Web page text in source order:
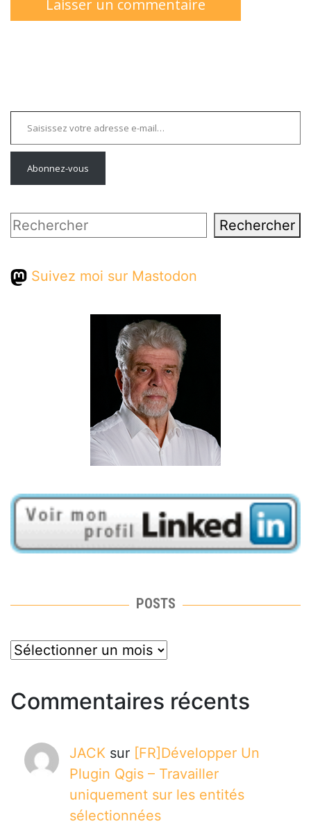
Saisissez votre adresse e-mail…
Abonnez-vous
Rechercher Rechercher
Suivez moi sur Mastodon
POSTS
posts
Commentaires récents
JACK sur [FR]Développer Un
Plugin Qgis – Travailler
uniquement sur les entités
sélectionnées